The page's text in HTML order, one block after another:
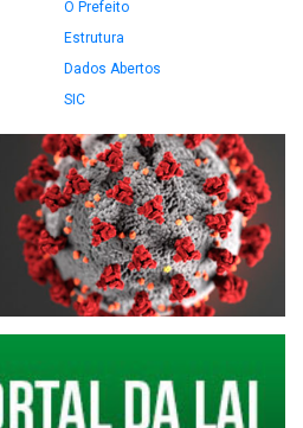
O Prefeito
Estrutura
Dados Abertos
SIC